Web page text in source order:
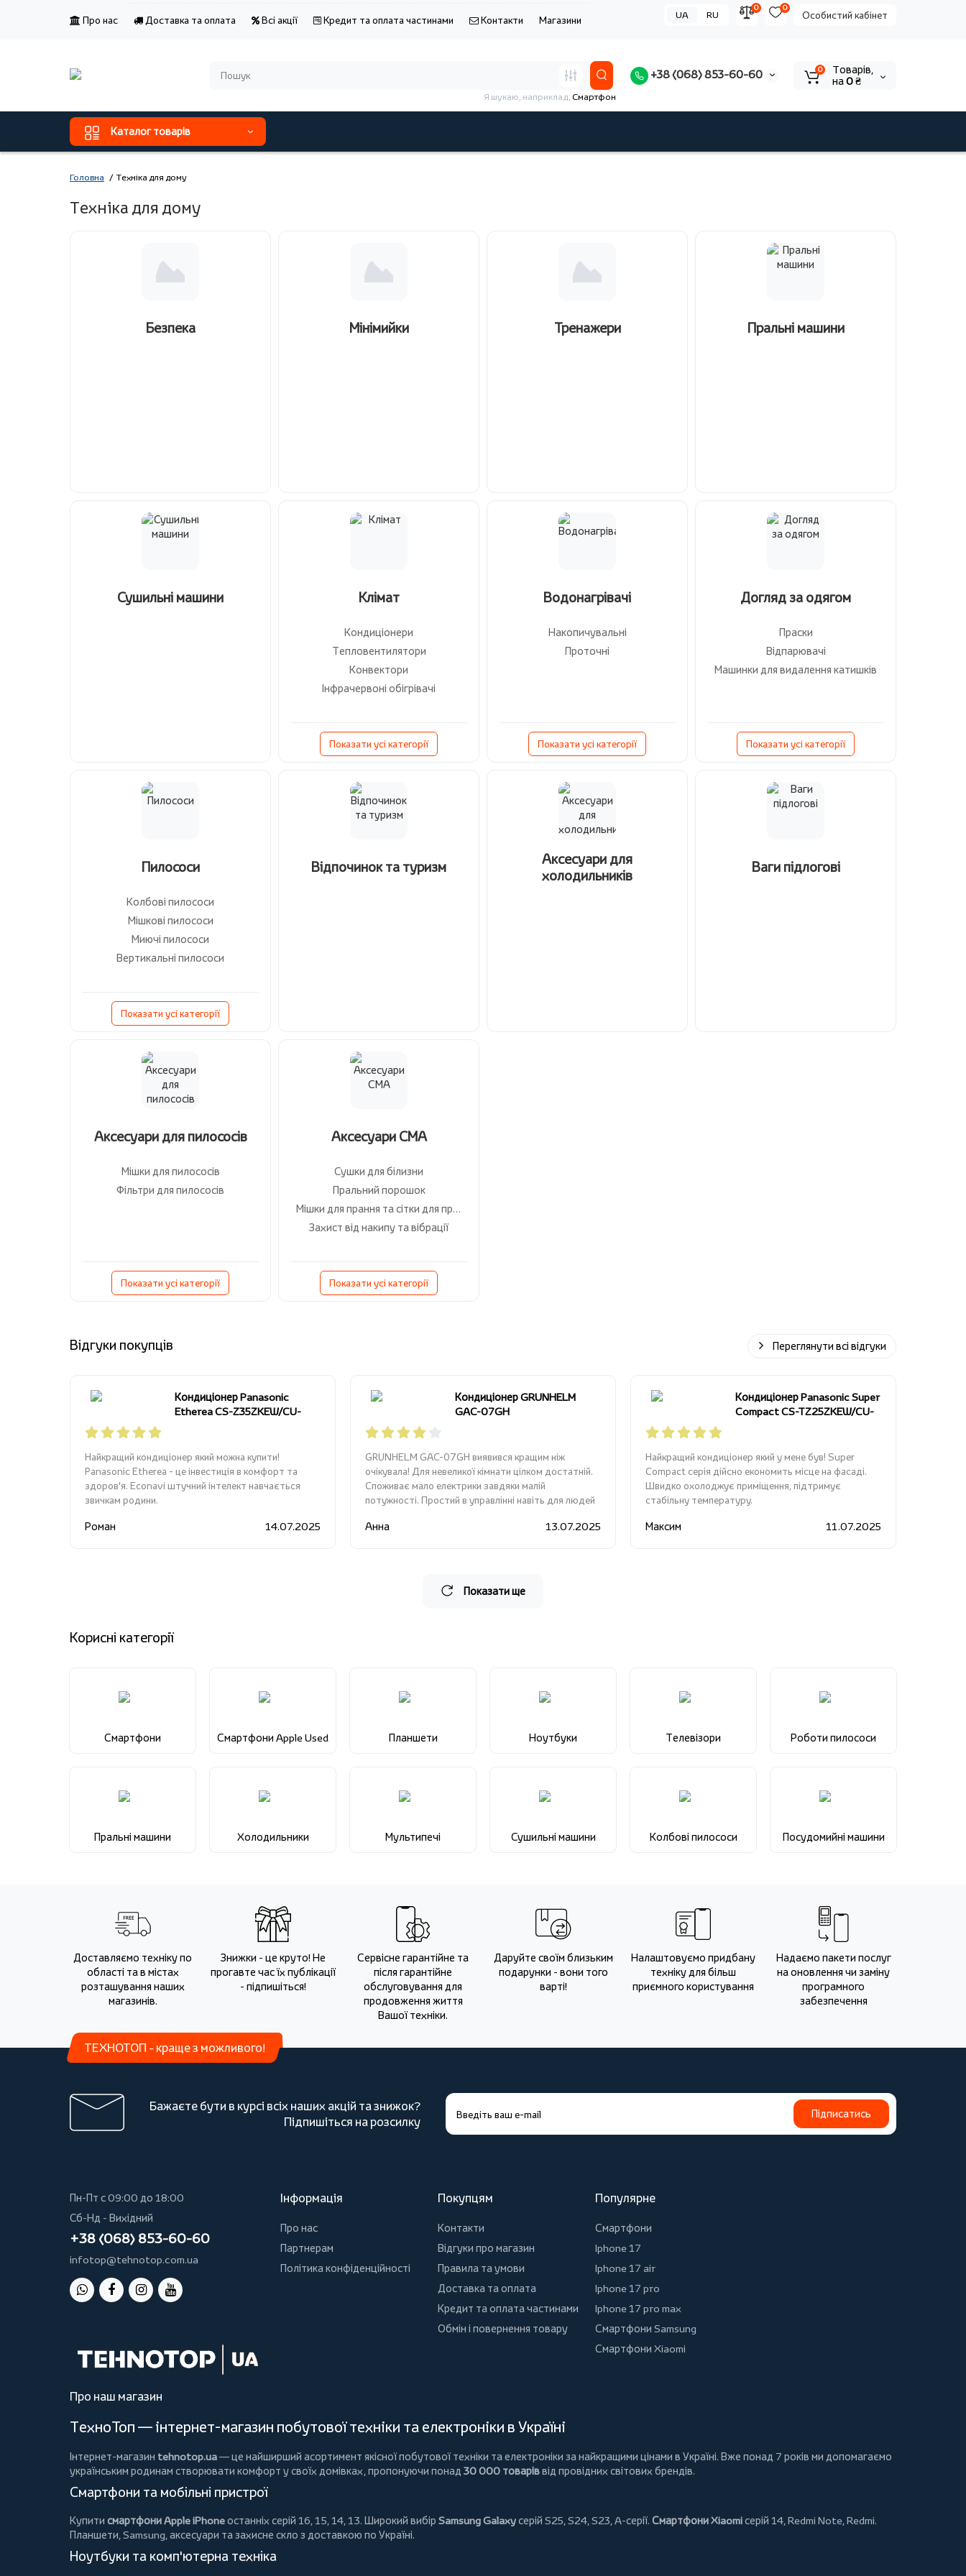
Про нас Доставка та оплата Всі акції Кредит та оплата частинами Контакти Магазини Особистий кабінет
0
0
UA RU
+38 (068) 853-60-60
Я шукаю, наприклад,Смартфон
0
Tоварів,
на0 ₴
Каталог товарів
Головна Техніка для дому
Техніка для дому
Безпека Мінімийки Тренажери Пральні машини
Сушильні машини Клімат
Кондиціонери
Тепловентилятори
Конвектори
Інфрачервоні обігрівачі
Показати усі категорії
Водонагрівачі
Накопичувальні
Проточні
Показати усі категорії
Догляд за одягом
Праски
Відпарювачі
Машинки для видалення катишків
Показати усі категорії
Пилососи
Колбові пилососи
Мішкові пилососи
Миючі пилососи
Вертикальні пилососи
Показати усі категорії
Відпочинок та туризм
Аксесуари для
холодильників
Ваги підлогові
Аксесуари для пилососів
Мішки для пилососів
Фільтри для пилососів
Показати усі категорії
Аксесуари СМА
Сушки для білизни
Пральний порошок
Мішки для прання та сітки для прасування
Захист від накипу та вібрації
Показати усі категорії
Відгуки покупців Переглянути всі відгуки
Кондиціонер Panasonic
Etherea CS-Z35ZKEW/CU-
Найкращий кондиціонер який можна купити!
Panasonic Etherea - це інвестиція в комфорт та
здоров'я. Econavi штучний інтелект навчається
звичкам родини.
Роман 14.07.2025
Кондиціонер GRUNHELM
GAC-07GH
GRUNHELM GAC-07GH виявився кращим ніж
очікувала! Для невеликої кімнати цілком достатній.
Споживає мало електрики завдяки малій
потужності. Простий в управлінні навіть для людей
Анна 13.07.2025
Кондиціонер Panasonic Super
Compact CS-TZ25ZKEW/CU-
Найкращий кондиціонер який у мене був! Super
Compact серія дійсно економить місце на фасаді.
Швидко охолоджує приміщення, підтримує
стабільну температуру.
Максим 11.07.2025
Показати ще
Корисні категорії
Смартфони Смартфони Apple Used Планшети Ноутбуки Телевізори Роботи пилососи
Пральні машини Холодильники Мультипечі Сушильні машини Колбові пилососи Посудомийні машини
Доставляємо техніку по
області та в містах
розташування наших
магазинів.
Знижки - це круто! Не
прогавте час їх публікації
- підпишіться!
Сервісне гарантійне та
після гарантійне
обслуговування для
продовження життя
Вашої техніки.
Даруйте своїм близьким
подарунки - вони того
варті!
Налаштовуємо придбану
техніку для більш
приємного користування
Надаємо пакети послуг
на оновлення чи заміну
програмного
забезпечення
ТЕХНОТОП - краще з можливого!
Бажаєте бути в курсі всіх наших акцій та знижок?
Підпишіться на розсилку
Підписатись
Пн-Пт с 09:00 до 18:00
Сб-Нд - Вихідний
+38 (068) 853-60-60
infotop@tehnotop.com.ua
Інформація
Про нас
Партнерам
Політика конфіденційності
Покупцям
Контакти
Відгуки про магазин
Правила та умови
Доставка та оплата
Кредит та оплата частинами
Обмін і повернення товару
Популярне
Смартфони
Iphone 17
Iphone 17 air
Iphone 17 pro
Iphone 17 pro max
Смартфони Samsung
Смартфони Xiaomi
Про наш магазин
ТехноТоп — інтернет-магазин побутової техніки та електроніки в Україні
Інтернет-магазин tehnotop.ua— це найширший асортимент якісної побутової техніки та електроніки за найкращими цінами в Україні. Вже понад 7 років ми допомагаємо
українським родинам створювати комфорт у своїх домівках, пропонуючи понад 30 000 товаріввід провідних світових брендів.
Смартфони та мобільні пристрої
Купити смартфони Apple iPhoneостанніх серій 16, 15, 14, 13. Широкий вибір Samsung Galaxyсерій S25, S24, S23, A-серії. Смартфони Xiaomiсерій 14, Redmi Note, Redmi.
Планшети, Samsung, аксесуари тазахисне скло з доставкою по Україні.
Ноутбуки та комп'ютерна техніка